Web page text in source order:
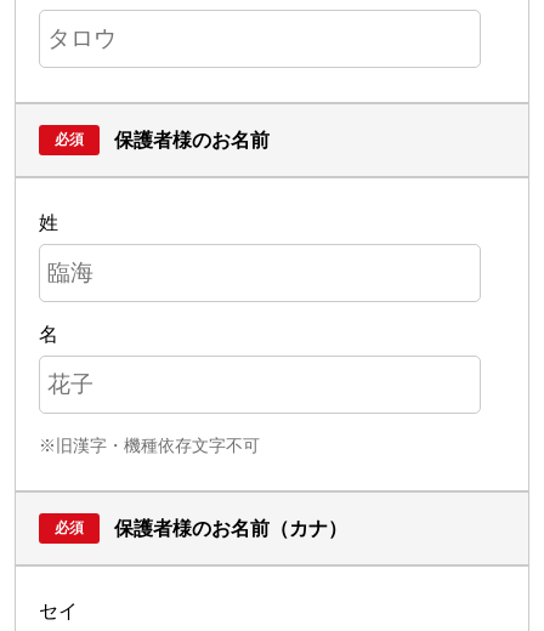
保護者様のお名前
姓
名
※旧漢字・機種依存文字不可
保護者様のお名前（カナ）
セイ